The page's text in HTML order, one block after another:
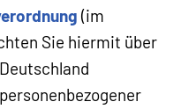
(im
Sie hiermit über